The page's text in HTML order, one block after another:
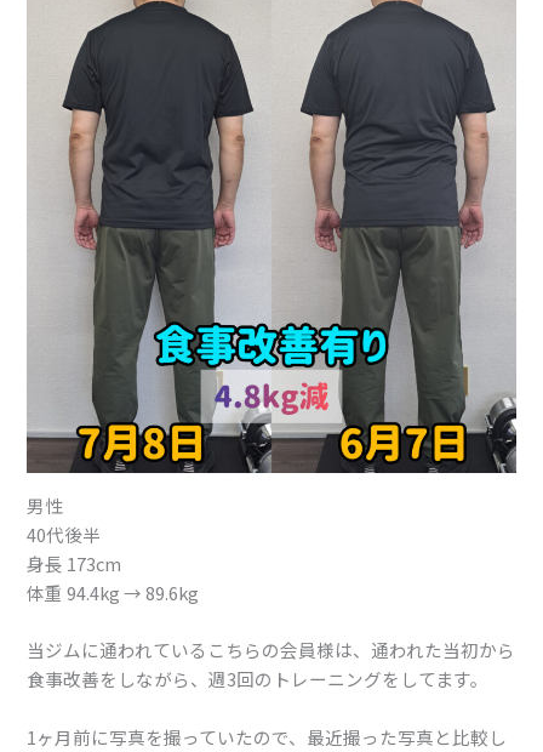
男性
⁡40代後半
身長 173cm⁡⁡
体重 94.4kg → 89.6kg⁡⁡
当ジムに通われているこちらの会員様は、通われた当初から
食事改善をしながら、週3回のトレーニングをしてます。⁡
1ヶ月前に写真を撮っていたので、最近撮った写真と比較し